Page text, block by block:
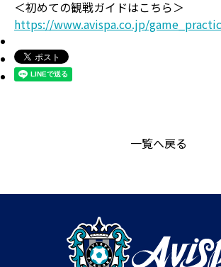
＜初めての観戦ガイドはこちら＞
https://www.avispa.co.jp/
一覧へ戻る